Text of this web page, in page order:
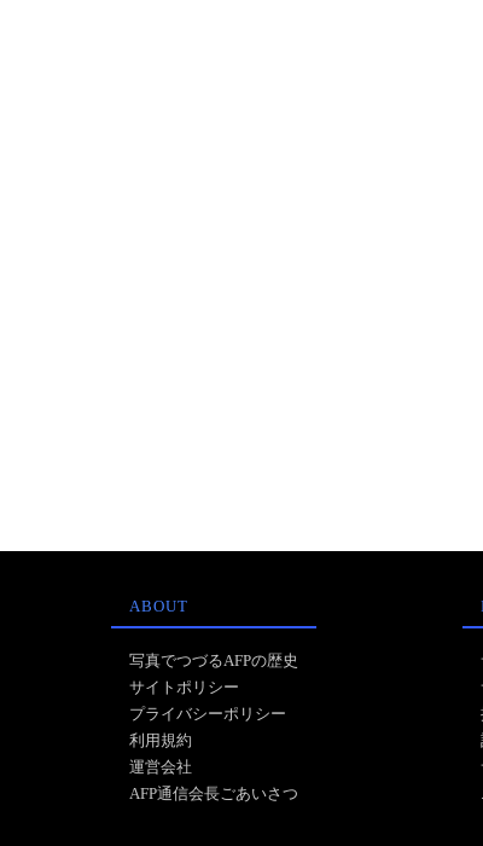
ABOUT
写真でつづるAFPの歴史
サイトポリシー
プライバシーポリシー
利用規約
運営会社
AFP通信会長ごあいさつ